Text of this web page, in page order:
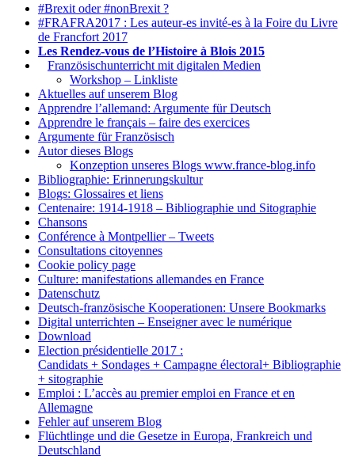
#Brexit oder #nonBrexit ?
#FRAFRA2017 : Les auteur-es invité-es à la Foire du Livre
de Francfort 2017
Les Rendez-vous de l’Histoire à Blois 2015
Französischunterricht mit digitalen Medien
Workshop – Linkliste
Aktuelles auf unserem Blog
Apprendre l’allemand: Argumente für Deutsch
Apprendre le français – faire des exercices
Argumente für Französisch
Autor dieses Blogs
Konzeption unseres Blogs www.france-blog.info
Bibliographie: Erinnerungskultur
Blogs: Glossaires et liens
Centenaire: 1914-1918 – Bibliographie und Sitographie
Chansons
Conférence à Montpellier – Tweets
Consultations citoyennes
Cookie policy page
Culture: manifestations allemandes en France
Datenschutz
Deutsch-französische Kooperationen: Unsere Bookmarks
Digital unterrichten – Enseigner avec le numérique
Download
Election présidentielle 2017 :
Candidats + Sondages + Campagne électoral+ Bibliographie
+ sitographie
Emploi : L’accès au premier emploi en France et en
Allemagne
Fehler auf unserem Blog
Flüchtlinge und die Gesetze in Europa, Frankreich und
Deutschland